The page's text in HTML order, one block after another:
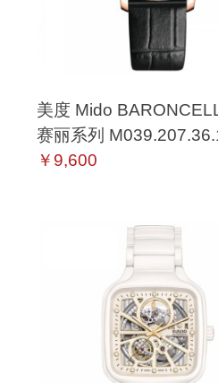
美度 Mido
赛丽系列
机械
￥9,600